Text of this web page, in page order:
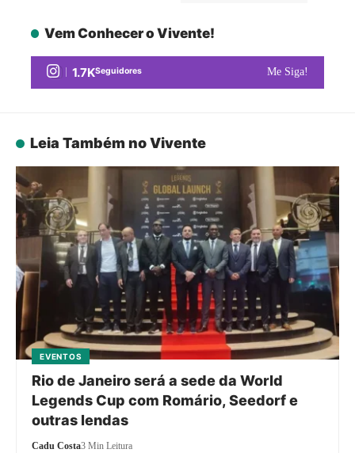
Vem Conhecer o Vivente!
1.7KSeguidores Me Siga!
Leia Também no Vivente
EVENTOS
Rio de Janeiro será a sede da World
Legends Cup com Romário, Seedorf e
outras lendas
Cadu Costa3 Min Leitura